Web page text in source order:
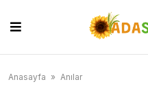
content
Anasayfa » Anılar